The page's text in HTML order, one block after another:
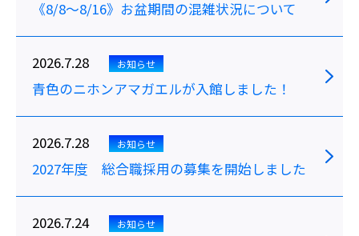
《8/8～8/16》お盆期間の混雑状況について
2026.7.28 お知らせ
青色のニホンアマガエルが入館しました！
2026.7.28 お知らせ
2027年度 総合職採用の募集を開始しました
2026.7.24 お知らせ